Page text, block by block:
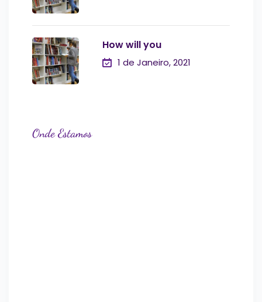
How will you
1 de Janeiro, 2021
Onde Estamos